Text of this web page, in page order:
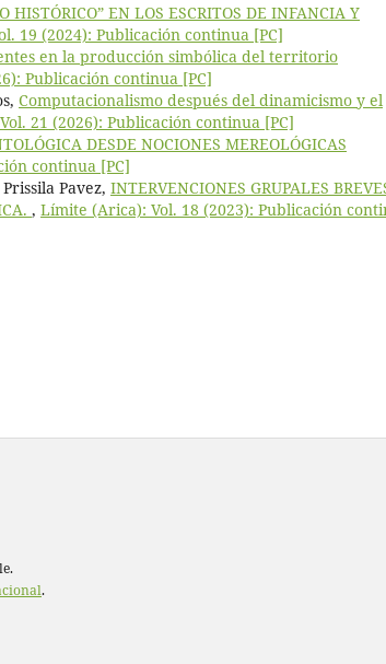
HISTÓRICO” EN LOS ESCRITOS DE INFANCIA Y
19 (2024): Publicación continua [PC]
en la producción simbólica del territorio
Publicación continua [PC]
Computacionalismo después del dinamicismo y el
21 (2026): Publicación continua [PC]
DESDE NOCIONES MEREOLÓGICAS
continua [PC]
Pavez, INTERVENCIONES GRUPALES
, Límite (Arica): Vol. 18 (2023): Publicación
.